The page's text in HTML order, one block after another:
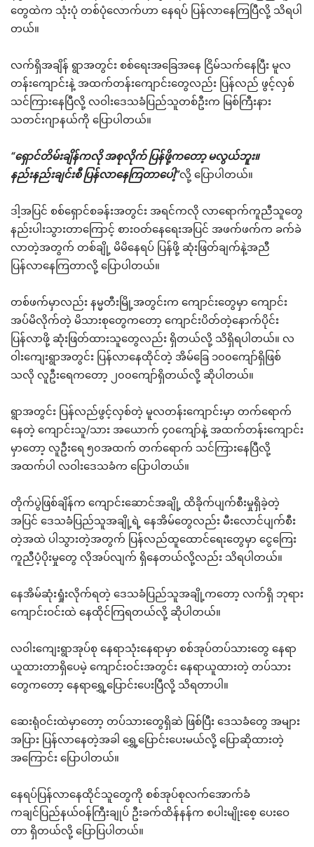
တွေထဲက သုံးပုံ တစ်ပုံလောက်ဟာ နေရပ် ပြန်လာနေကြပြီလို့ သိရပါ
တယ်။
လက်ရှိအချိန် ရွာအတွင်း စစ်ရေးအခြေအနေ ငြိမ်သက်နေပြီး မူလ
တန်းကျောင်းနဲ့ အထက်တန်းကျောင်းတွေလည်း ပြန်လည် ဖွင့်လှစ်
သင်ကြားနေပြီလို့ လဝါးဒေသခံပြည်သူတစ်ဦးက မြစ်ကြီးနား
သတင်းဂျာနယ်ကို ပြောပါတယ်။
“ရှောင်တိမ်းချိန်ကလို အစုလိုက် ပြန်ဖို့ကတော့ မလွယ်ဘူး။
နည်းနည်းချင်းစီ ပြန်လာနေကြတာပေါ့”လို့ ပြောပါတယ်။
ဒါ့အပြင် စစ်ရှောင်စခန်းအတွင်း အရင်ကလို လာရောက်ကူညီသူတွေ
နည်းပါးသွားတာကြောင့် စားဝတ်နေရေးအပြင် အဖက်ဖက်က ခက်ခဲ
လာတဲ့အတွက် တစ်ချို့ မိမိနေရပ် ပြန်ဖို့ ဆုံးဖြတ်ချက်နဲ့အညီ
ပြန်လာနေကြတာလို့ ပြောပါတယ်။
တစ်ဖက်မှာလည်း နမ္မတီးမြို့အတွင်းက ကျောင်းတွေမှာ ကျောင်း
အပ်မိလိုက်တဲ့ မိသားစုတွေကတော့ ကျောင်းပိတ်တဲ့နောက်ပိုင်း
ပြန်လာဖို့ ဆုံးဖြတ်ထားသူတွေလည်း ရှိတယ်လို့ သိရှိရပါတယ်။ လ
ဝါးကျေးရွာအတွင်း ပြန်လာနေထိုင်တဲ့ အိမ်ခြေ ၁၀၀ကျော်ရှိဖြစ်
သလို လူဦးရေကတော့ ၂၀၀ကျော်ရှိတယ်လို့ ဆိုပါတယ်။
ရွာအတွင်း ပြန်လည်ဖွင့်လှစ်တဲ့ မူလတန်းကျောင်းမှာ တက်ရောက်
နေတဲ့ ကျောင်းသူ/သား အယောက် ၄၀ကျော်နဲ့ အထက်တန်းကျောင်း
မှာတော့ လူဦးရေ ၅၀အထက် တက်ရောက် သင်ကြားနေပြီလို့
အထက်ပါ လဝါးဒေသခံက ပြောပါတယ်။
တိုက်ပွဲဖြစ်ချိန်က ကျောင်းဆောင်အချို့ ထိခိုက်ပျက်စီးမှုရှိခဲ့တဲ့
အပြင် ဒေသခံပြည်သူအချို့ရဲ့ နေအိမ်တွေလည်း မီးလောင်ပျက်စီး
တဲ့အထဲ ပါသွားတဲ့အတွက် ပြန်လည်ထူထောင်ရေးတွေမှာ ငွေကြေး
ကူညီပံ့ပိုးမှုတွေ လိုအပ်လျက် ရှိနေတယ်လို့လည်း သိရပါတယ်။
နေအိမ်ဆုံးရှုံးလိုက်ရတဲ့ ဒေသခံပြည်သူအချို့ကတော့ လက်ရှိ ဘုရား
ကျောင်းဝင်းထဲ နေထိုင်ကြရတယ်လို့ ဆိုပါတယ်။
လဝါးကျေးရွာအုပ်စု နေရာသုံးနေရာမှာ စစ်အုပ်တပ်သားတွေ နေရာ
ယူထားတာရှိပေမဲ့ ကျောင်းဝင်းအတွင်း နေရာယူထားတဲ့ တပ်သား
တွေကတော့ နေရာရွှေ့ပြောင်းပေးပြီလို့ သိရတာပါ။
ဆေးရုံဝင်းထဲမှာတော့ တပ်သားတွေရှိဆဲ ဖြစ်ပြီး ဒေသခံတွေ အများ
အပြား ပြန်လာနေတဲ့အခါ ရွှေ့ပြောင်းပေးမယ်လို့ ပြောဆိုထားတဲ့
အကြောင်း ပြောပါတယ်။
နေရပ်ပြန်လာနေထိုင်သူတွေကို စစ်အုပ်စုလက်အောက်ခံ
ကချင်ပြည်နယ်ဝန်ကြီးချုပ် ဦးခက်ထိန်နန်က စပါးမျိုးစေ့ ပေးဝေ
တာ ရှိတယ်လို့ ပြောပြပါတယ်။